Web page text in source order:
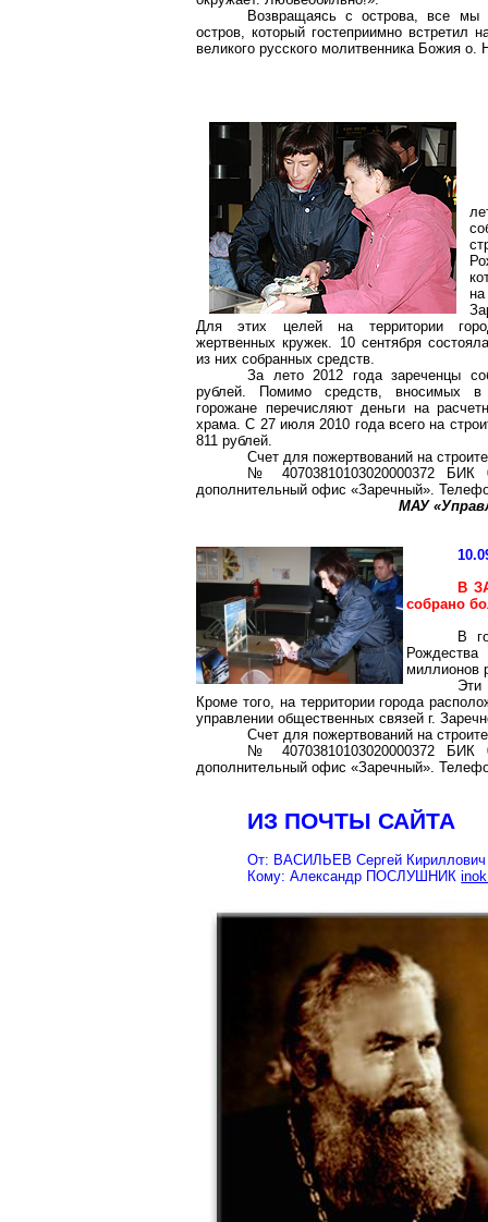
Возвращаясь с острова, все мы
остров, который гостеприимно
великого русского молитвенника Божия о.
Для этих целей на территории
жертвенных кружек. 10 сентября
из них собранных средств.
За лето 2012 года зареченцы
рублей. Помимо средств, вносимых в
горожане перечисляют деньги на
храма. С 27 июля 2010 года всего на
811 рублей.
Счет для пожертвований на
№ 40703810103020000372
дополнительный офис «Заречный».
МАУ
В
собрано
В
миллионов
Эти
Кроме того, на территории города
управлении общественных связей г.
Счет для пожертвований на
№ 40703810103020000372
дополнительный офис «Заречный».
ИЗ ПОЧТЫ САЙТА
От: ВАСИЛЬЕВ Сергей
Кому: Александр ПОСЛУШНИК